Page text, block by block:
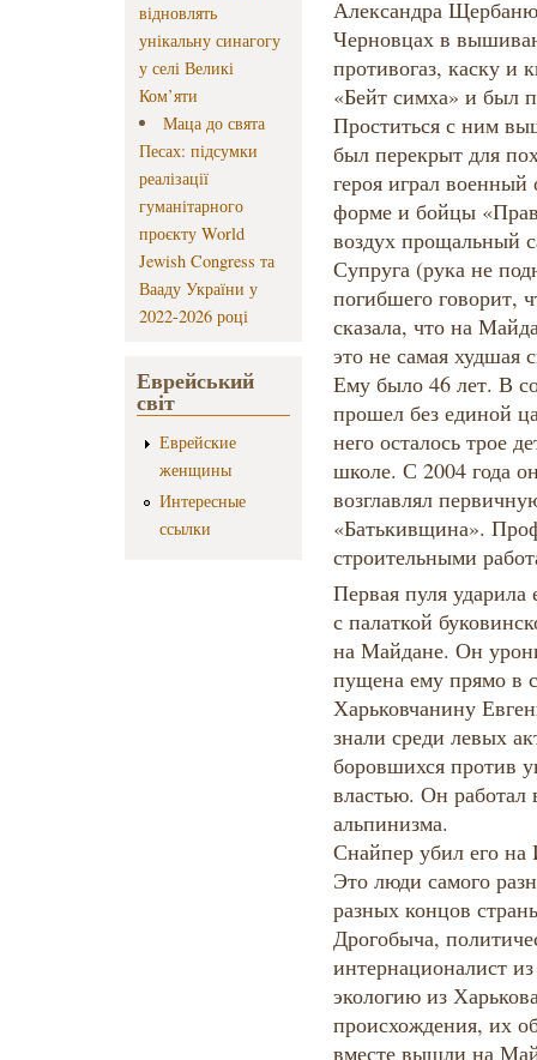
відновлять
унікальну синагогу
у селі Великі
Ком’яти
Маца до свята
Песах: підсумки
реалізації
гуманітарного
проєкту World
Jewish Congress та
Вааду України у
2022-2026 році
Еврейський
світ
Еврейские
женщины
Интересные
ссылки
Александра
Черновцах в
противогаз, каску
«Бейт симха» и был
Проститься с ним
был перекрыт для
героя играл военный
форме и бойцы
воздух прощальный
Супруга (рука не
погибшего говорит,
сказала, что на
это не самая худшая
Ему было 46 лет. В
прошел без единой
него осталось трое
школе. С 2004 года
возглавлял
«Батькивщина».
строительными
Первая пуля ударила
с палаткой
на Майдане. Он
пущена ему прямо в
Харьковчанину
знали среди левых
боровшихся против
властью. Он
альпинизма.
Снайпер убил его на
Это люди самого
разных концов
Дрогобыча,
интернационалист
экологию из
происхождения, их
вместе вышли на